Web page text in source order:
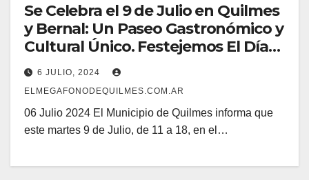
Se Celebra el 9 de Julio en Quilmes
y Bernal: Un Paseo Gastronómico y
Cultural Único. Festejemos El Día
de la Independencia
6 JULIO, 2024
ELMEGAFONODEQUILMES.COM.AR
06 Julio 2024 El Municipio de Quilmes informa que
este martes 9 de Julio, de 11 a 18, en el…